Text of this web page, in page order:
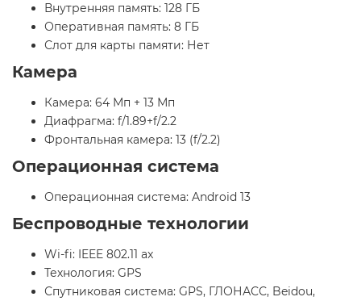
Внутренняя память: 128 ГБ
Оперативная память: 8 ГБ
Слот для карты памяти: Нет
Камера
Камера: 64 Мп + 13 Мп
Диафрагма: f/1.89+f/2.2
Фронтальная камера: 13 (f/2.2)
Операционная система
Операционная система: Android 13
Беспроводные технологии
Wi-fi: IEEE 802.11 ax
Технология: GPS
Спутниковая система: GPS, ГЛОНАСС, Beidou,